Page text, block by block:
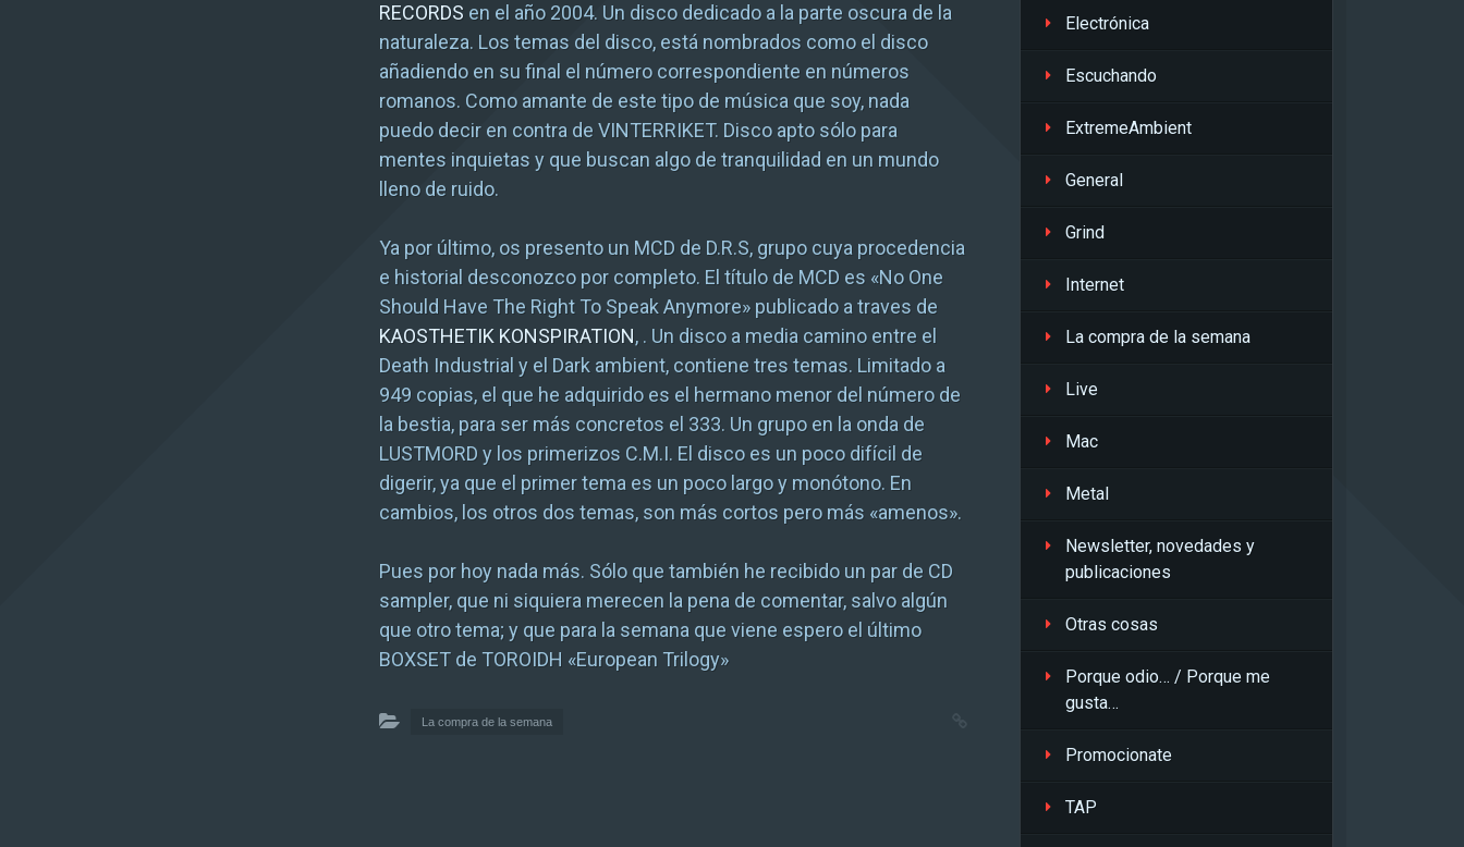
RECORDS en el año 2004. Un disco dedicado a la parte oscura de la
naturaleza. Los temas del disco, está nombrados como el disco
añadiendo en su final el número correspondiente en números
romanos. Como amante de este tipo de música que soy, nada
puedo decir en contra de VINTERRIKET. Disco apto sólo para
mentes inquietas y que buscan algo de tranquilidad en un mundo
lleno de ruido.
Ya por último, os presento un MCD de D.R.S, grupo cuya procedencia
e historial desconozco por completo. El título de MCD es «No One
Should Have The Right To Speak Anymore» publicado a traves de
KAOSTHETIK KONSPIRATION, . Un disco a media camino entre el
Death Industrial y el Dark ambient, contiene tres temas. Limitado a
949 copias, el que he adquirido es el hermano menor del número de
la bestia, para ser más concretos el 333. Un grupo en la onda de
LUSTMORD y los primerizos C.M.I. El disco es un poco difícil de
digerir, ya que el primer tema es un poco largo y monótono. En
cambios, los otros dos temas, son más cortos pero más «amenos».
Pues por hoy nada más. Sólo que también he recibido un par de CD
sampler, que ni siquiera merecen la pena de comentar, salvo algún
que otro tema; y que para la semana que viene espero el último
BOXSET de TOROIDH «European Trilogy»
La compra de la semana
Electrónica
Escuchando
ExtremeAmbient
General
Grind
Internet
La compra de la semana
Live
Mac
Metal
Newsletter, novedades y
publicaciones
Otras cosas
Porque odio… / Porque me
gusta…
Promocionate
TAP